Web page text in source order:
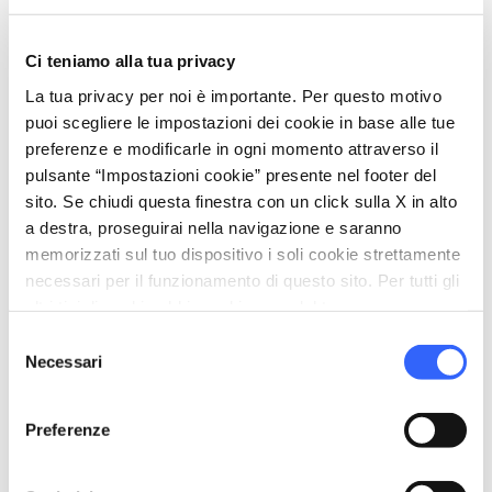
Ci teniamo alla tua privacy
La tua privacy per noi è importante. Per questo motivo
puoi scegliere le impostazioni dei cookie in base alle tue
preferenze e modificarle in ogni momento attraverso il
pulsante “Impostazioni cookie” presente nel footer del
sito. Se chiudi questa finestra con un click sulla X in alto
a destra, proseguirai nella navigazione e saranno
memorizzati sul tuo dispositivo i soli cookie strettamente
necessari per il funzionamento di questo sito. Per tutti gli
delNecessari
Preferenze
Asciugacapelli
local_parking Parcheggio
Parcheggio